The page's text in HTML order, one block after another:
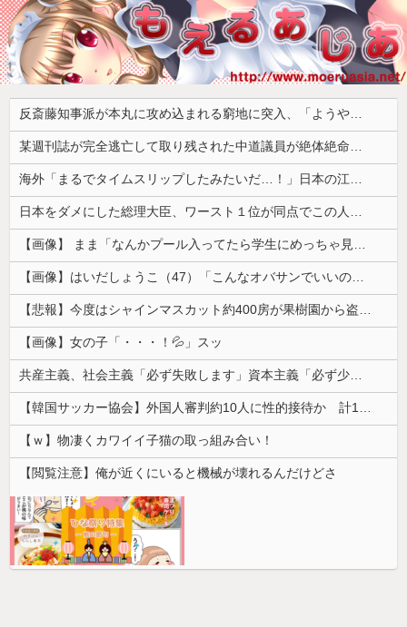
反斎藤知事派が本丸に攻め込まれる窮地に突入、「ようやく反撃のターンやね」と手際の良さに感心する人が続出中
某週刊誌が完全逃亡して取り残された中道議員が絶体絶命の窮地、「今度は宏池会に矛先を向けたか……」と節操の無さに呆れる人が続出
海外「まるでタイムスリップしたみたいだ…！」日本の江戸時代の街並みがそのまま保存されている貴重な場所とは・・・？【海外の反応】
日本をダメにした総理大臣、ワースト１位が同点でこの人ｗｗｗｗｗｗ
【画像】 まま「なんかプール入ってたら学生にめっちゃ見られたw」
【画像】はいだしょうこ（47）「こんなオバサンでいいの…？」
【悲報】今度はシャインマスカット約400房が果樹園から盗まれる 参議院議員「日本人ではないと思う」
【画像】女の子「・・・！💦」スッ
共産主義、社会主義「必ず失敗します」資本主義「必ず少子化します」
【韓国サッカー協会】外国人審判約10人に性的接待か 計1496回、約2億ウォン（約2200万円）
【ｗ】物凄くカワイイ子猫の取っ組み合い！
【閲覧注意】俺が近くにいると機械が壊れるんだけどさ